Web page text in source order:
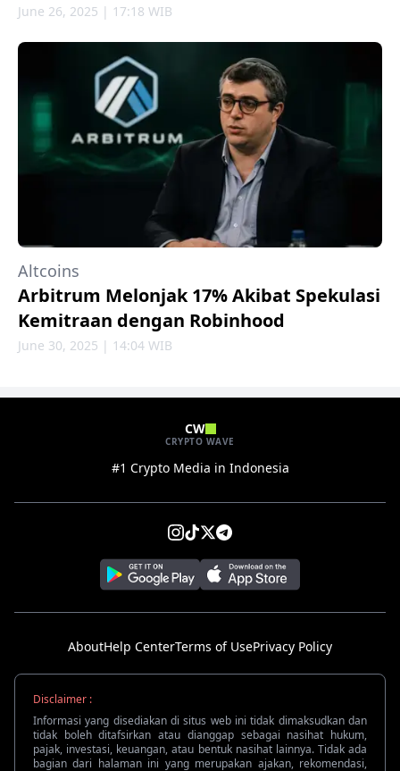
June 26, 2025 | 17:18 WIB
Altcoins
Arbitrum Melonjak 17% Akibat Spekulasi
Kemitraan dengan Robinhood
June 30, 2025 | 14:04 WIB
CW
CRYPTO WAVE
#1 Crypto Media in Indonesia
AboutHelp CenterTerms of UsePrivacy Policy
Disclaimer :
Informasi yang disediakan di situs web ini tidak dimaksudkan dan
tidak boleh ditafsirkan atau dianggap sebagai nasihat hukum,
pajak, investasi, keuangan, atau bentuk nasihat lainnya. Tidak ada
bagian dari halaman ini yang merupakan ajakan, rekomendasi,